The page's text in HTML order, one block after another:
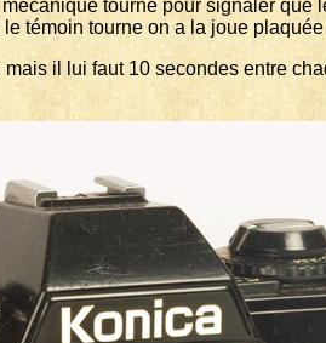
tourne pour signaler
témoin tourne on a la joue
il lui faut 10 secondes entre